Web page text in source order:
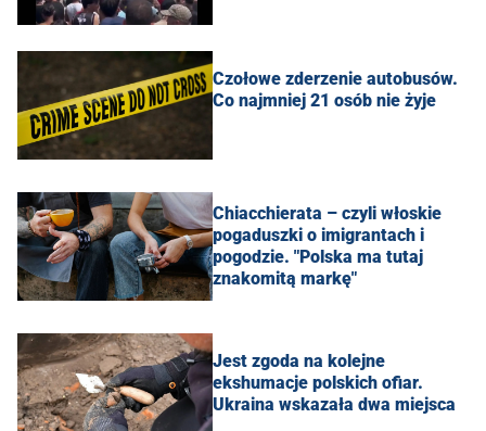
Czołowe zderzenie autobusów.
Co najmniej 21 osób nie żyje
Chiacchierata – czyli włoskie
pogaduszki o imigrantach i
pogodzie. "Polska ma tutaj
znakomitą markę"
Jest zgoda na kolejne
ekshumacje polskich ofiar.
Ukraina wskazała dwa miejsca